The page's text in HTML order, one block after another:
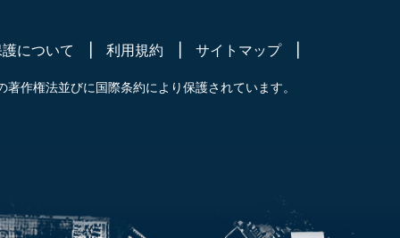
について 利用規約 サイトマップ
著作権法並びに国際条約により保護されています。